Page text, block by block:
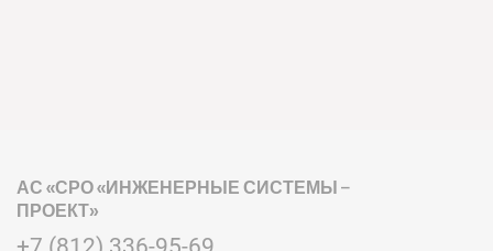
АС «СРО «ИНЖЕНЕРНЫЕ СИСТЕМЫ –
ПРОЕКТ»